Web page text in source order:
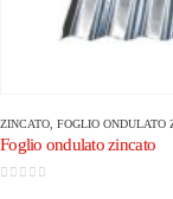
ZINCATO FOGLIO ONDULATO
Foglio ondulato zincato